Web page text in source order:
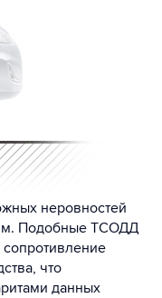
неровностей
Подобные ТСОДД
что
данных